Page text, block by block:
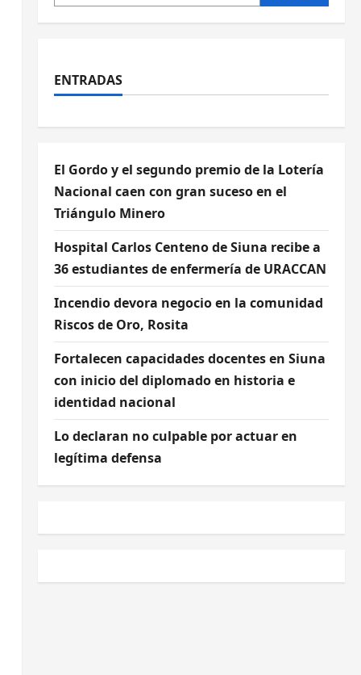
ENTRADAS
El Gordo y el segundo premio de la Lotería
Nacional caen con gran suceso en el
Triángulo Minero
Hospital Carlos Centeno de Siuna recibe a
36 estudiantes de enfermería de URACCAN
Incendio devora negocio en la comunidad
Riscos de Oro, Rosita
Fortalecen capacidades docentes en Siuna
con inicio del diplomado en historia e
identidad nacional
Lo declaran no culpable por actuar en
legítima defensa